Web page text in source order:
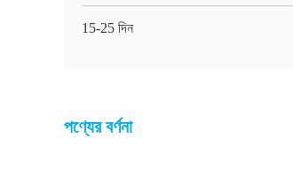
15-25 দিন
পণ্যের বর্ণনা